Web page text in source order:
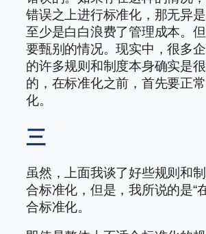
错误之上进行标准化，那无异是
至少是白白浪费了管理成本。
要甄别的情况。现实中，很多
的许多规则和制度本身确实是
的，在标准化之前，首先要正
化。
三
虽然，上面我谈了好些规则和
合标准化，但是，我所说的是“
合标准化。